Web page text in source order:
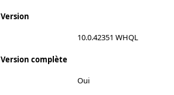
Version
10.0.42351 WHQL
Version complète
Oui